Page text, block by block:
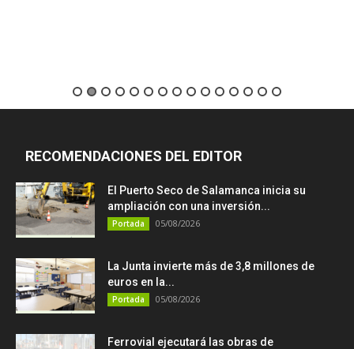
RECOMENDACIONES DEL EDITOR
El Puerto Seco de Salamanca inicia su
ampliación con una inversión...
Portada 05/08/2026
La Junta invierte más de 3,8 millones de
euros en la...
Portada 05/08/2026
Ferrovial ejecutará las obras de